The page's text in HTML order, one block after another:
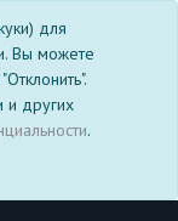
для
Вы можете
и других
.